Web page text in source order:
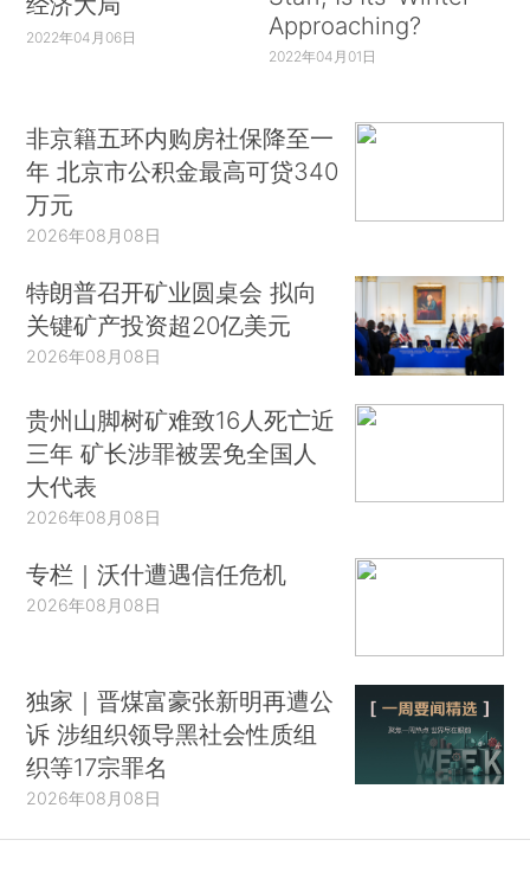
2022年04月06日
Approaching?
2022年04月01日
非京籍五环内购房社保降至一
年 北京市公积金最高可贷340
万元
2026年08月08日
特朗普召开矿业圆桌会 拟向
关键矿产投资超20亿美元
2026年08月08日
贵州山脚树矿难致16人死亡近
三年 矿长涉罪被罢免全国人
大代表
2026年08月08日
专栏｜沃什遭遇信任危机
2026年08月08日
独家｜晋煤富豪张新明再遭公
诉 涉组织领导黑社会性质组
织等17宗罪名
2026年08月08日